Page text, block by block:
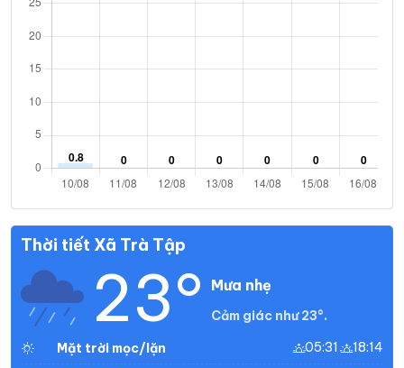
Thời tiết Xã Trà Tập
23° Mưa nhẹ
Cảm giác như 23°.
Mặt trời mọc/lặn
05:31 18:14